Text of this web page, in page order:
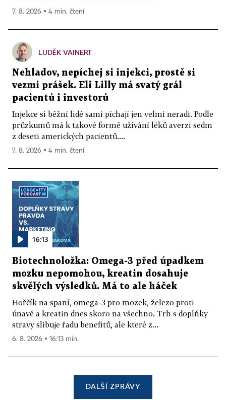
7. 8. 2026 ▪ 4 min. čtení
LUDĚK VAINERT
Nehladov, nepíchej si injekci, prostě si
vezmi prášek. Eli Lilly má svatý grál
pacientů i investorů
Injekce si běžní lidé sami píchají jen velmi neradi. Podle
průzkumů má k takové formě užívání léků averzi sedm
z deseti amerických pacientů....
7. 8. 2026 ▪ 4 min. čtení
16:13
Biotechnoložka: Omega-3 před úpadkem
mozku nepomohou, kreatin dosahuje
skvělých výsledků. Má to ale háček
Hořčík na spaní, omega-3 pro mozek, železo proti
únavě a kreatin dnes skoro na všechno. Trh s doplňky
stravy slibuje řadu benefitů, ale které z...
6. 8. 2026 ▪ 16:13 min.
DALŠÍ ZPRÁVY